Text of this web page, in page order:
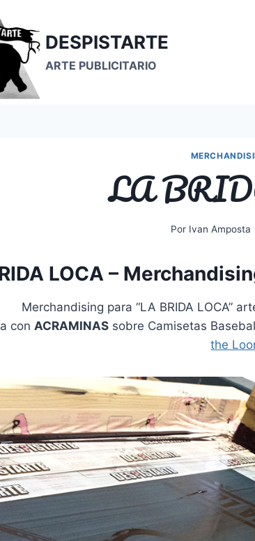
DESPISTARTE
ARTE PUBLICITARIO
LA
Por Ivan Amposta
LOCA –
Merchandising para “LA BRIDA LOCA”
con ACRAMINASsobre Camisetas
the